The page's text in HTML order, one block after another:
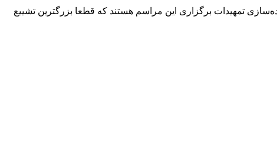
تمهیدات برگزاری این مراسم هستند که قطعا بزرگترین تشییع